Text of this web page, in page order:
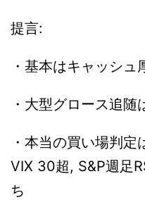
提言:
・基本はキャッシュ
・大型グロース追随
・本当の買い場判
VIX 30超, S&P週足
ち